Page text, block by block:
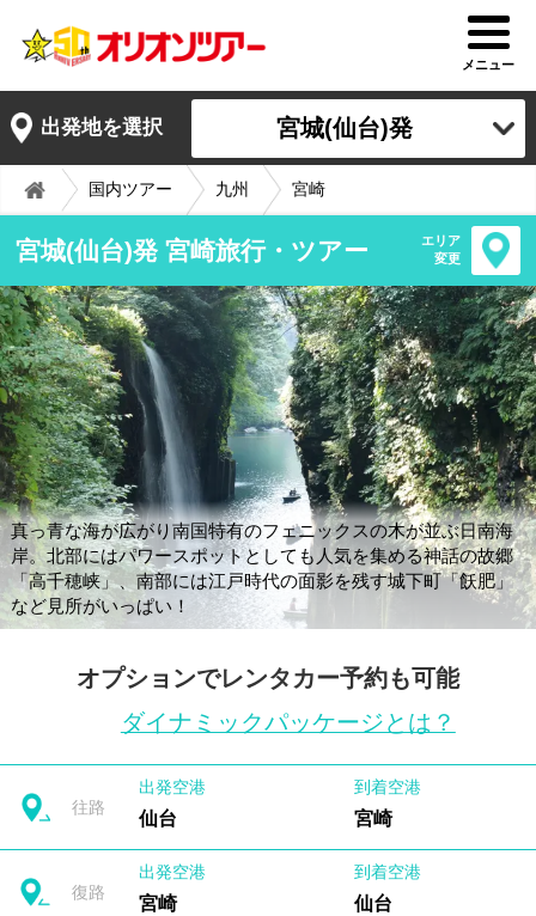
メニュー
出発地を選択 宮城(仙台)発
国内ツアー 九州 宮崎
宮城(仙台)発 宮崎旅行・ツアー
エリア
変更
真っ青な海が広がり南国特有のフェニックスの木が並ぶ日南海
岸。北部にはパワースポットとしても人気を集める神話の故郷
「高千穂峡」、南部には江戸時代の面影を残す城下町「飫肥」
など見所がいっぱい！
オプションでレンタカー予約も可能
ダイナミックパッケージとは？
往路
出発空港
仙台
到着空港
宮崎
復路
出発空港
宮崎
到着空港
仙台